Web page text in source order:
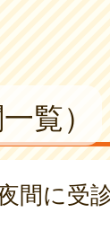
覧）
間に受